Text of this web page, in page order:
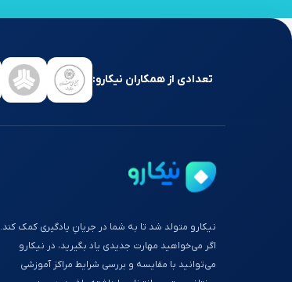
تعدادی از همکاران نیکارو:
نیکارو متولد شد تا به شما در جریانِ یادگیری کمک کند.
اگر می‌خواهید مهارت جدیدی یاد بگیرید، در نیکارو
می‌توانید با مقایسه و بررسی شرایط مراکز آموزشی